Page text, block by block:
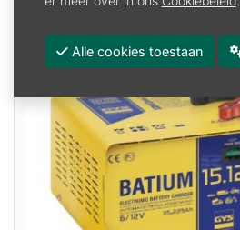
Alle cookies toestaan